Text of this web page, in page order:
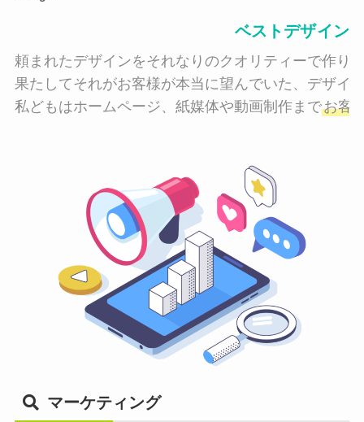
ベストデザイン
頼まれたデザインをそれなりのクオリティーで作り
果たしてそれがお客様が本当に望んでいた、デザイ
私どもはホームページ、紙媒体や動画制作までお客
マーケティング